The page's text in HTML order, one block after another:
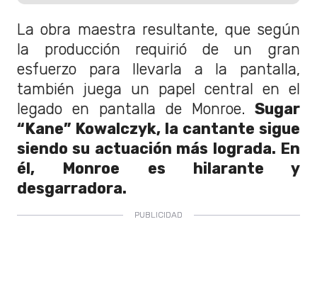
La obra maestra resultante, que según
la producción requirió de un gran
esfuerzo para llevarla a la pantalla,
también juega un papel central en el
legado en pantalla de Monroe. Sugar
“Kane” Kowalczyk, la cantante sigue
siendo su actuación más lograda. En
él, Monroe es hilarante y
desgarradora.